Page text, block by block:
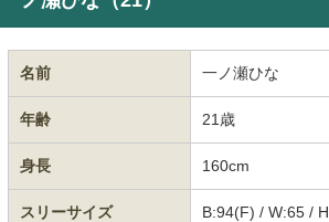
名前 一ノ瀬ひな
年齢 21歳
身長 160cm
スリーサイズ B:94(F) / W:65 /